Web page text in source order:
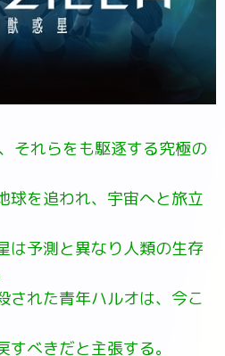
それらをも駆逐する究極の
球を追われ、宇宙へと旅立
は予測と異なり人類の生存
された青年ハルオは、今こ
べきだと主張する。